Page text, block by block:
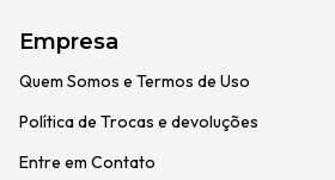
Empresa
Quem Somos e Termos de Uso
Política de Trocas e devoluções
Entre em Contato